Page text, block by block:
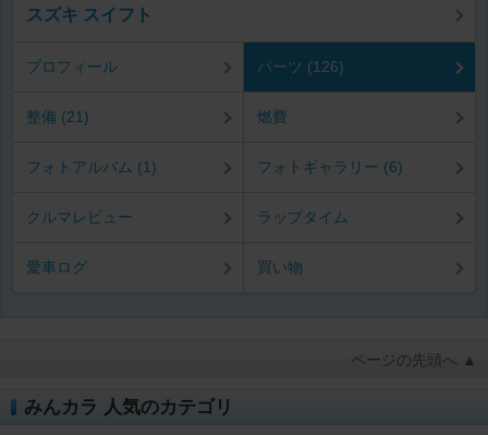
スズキ スイフト
プロフィール パーツ (126)
整備 (21) 燃費
フォトアルバム (1) フォトギャラリー (6)
クルマレビュー ラップタイム
愛車ログ 買い物
ページの先頭へ ▲
みんカラ 人気のカテゴリ